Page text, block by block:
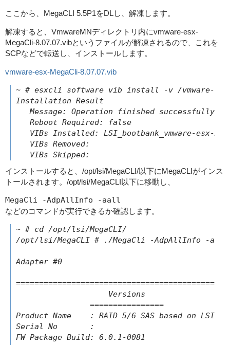
ここから、MegaCLI 5.5P1をDLし、解凍します。
解凍すると、VmwareMNディレクトリ内にvmware-esx-
MegaCli-8.07.07.vibというファイルが解凍されるので、これを
SCPなどで転送し、インストールします。
vmware-esx-MegaCli-8.07.07.vib
~ # esxcli software vib install -v /vmware-
Installation Result
   Message: Operation finished successfully.
   Reboot Required: false
VIBs Installed: LSI_bootbank_vmware-esx-
   VIBs Removed:
   VIBs Skipped:
インストールすると、/opt/lsi/MegaCLI/以下にMegaCLIがインス
トールされます。/opt/lsi/MegaCLI以下に移動し、
MegaCli -AdpAllInfo -aall
などのコマンドが実行できるか確認します。
~ # cd /opt/lsi/MegaCLI/
/opt/lsi/MegaCLI # ./MegaCli -AdpAllInfo -aall
Adapter #0
                    Versions
                ================
Product Name    : RAID 5/6 SAS based on LSI
Serial No       :
FW Package Build: 6.0.1-0081